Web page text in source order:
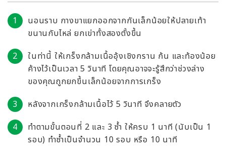
นอนราบ กางขาแยกออกจากกันเล็กน้อยให้ปลายเท้า
ขนานกับไหล่ ยกเข่าทั้งสองตั้งขึ้น
ในท่านี้ ให้เกร็งกล้ามเนื้ออุ้งเชิงกราน ก้น และท้องน้อย
ค้างไว้เป็นเวลา 5 วินาที โดยคุณอาจจะรู้สึกว่าช่วงล่าง
ของคุณถูกยกขึ้นเล็กน้อยจากการเกร็ง
หลังจากเกร็งกล้ามเนื้อไว้ 5 วินาที จึงคลายตัว
ทำตามขั้นตอนที่ 2 และ 3 ซ้ำ ให้ครบ 1 นาที (นับเป็น 1
รอบ) ทำซ้ำเป็นจำนวน 10 รอบ หรือ 10 นาที